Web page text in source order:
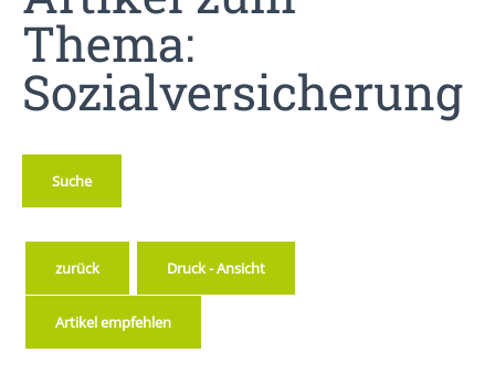
Anmelden
Register|Lost your password?
Support
24h/ 365days
Thema:
Sozialversicherung
Suche
zurück Druck - Ansicht
Artikel empfehlen